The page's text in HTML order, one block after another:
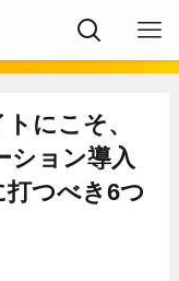
にこそ、
ション導入
つべき6つ